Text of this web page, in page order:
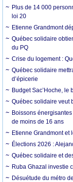
Plus de 14 000
loi 20
Etienne Grandmont
Québec solidaire
du PQ
Crise du logement :
Québec solidaire
d’épicerie
Budget Sac’Hoche,
Québec solidaire veut
Boissons
de moins de 16 ans
Etienne Grandmont et
Élections 2026 :
Québec solidaire et
Ruba Ghazal investie
Désuétude du métro